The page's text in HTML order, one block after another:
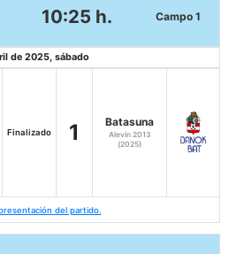
10:25 h. Campo 1
de 2025, sábado
Finalizado 1 Batasuna
Alevín 2013
(2025)
del partido.